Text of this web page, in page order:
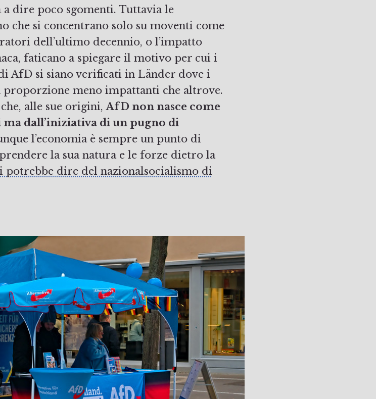
dire poco sgomenti. Tuttavia le
che si concentrano solo su moventi come
dell’ultimo decennio, o l’impatto
faticano a spiegare il motivo per cui i
AfD si siano verificati in Länder dove i
proporzione meno impattanti che altrove.
alle sue origini,AfD non nasce come
dall’iniziativa di un pugno di
l’economia è sempre un punto di
la sua natura e le forze dietro la
potrebbe dire del nazionalsocialismo di